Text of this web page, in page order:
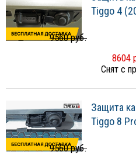
Tiggo 4
9560 руб.
8604
Снят с
Защита
Tiggo 8
9560 руб.